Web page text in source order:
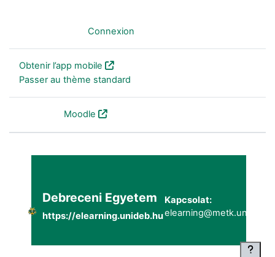
Connexion
Obtenir l’app mobile
Passer au thème standard
Moodle
Debreceni Egyetem
https://elearning.unideb.hu
Kapcsolat: